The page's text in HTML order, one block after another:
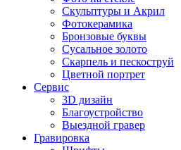
Скульптуры и Акрил
Фотокерамика
Бронзовые буквы
Сусальное золото
Скарпель и пескоструй
Цветной портрет
Сервис
3D дизайн
Благоустройство
Выездной гравер
Гравировка